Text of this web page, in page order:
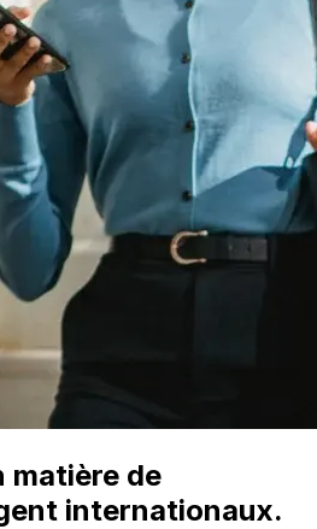
matière de
internationaux.